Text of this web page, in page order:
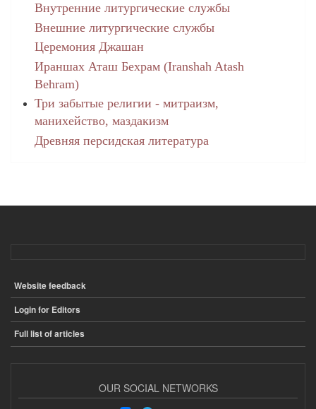
Внутренние литургические службы
Внешние литургические службы
Церемония Джашан
Ираншах Аташ Бехрам (Iranshah Atash
Behram)
Три забытые религии - митраизм,
манихейство, маздакизм
Древняя персидская литература
ПОДВАЛ
Website feedback
Login for Editors
Full list of articles
OUR SOCIAL NETWORKS